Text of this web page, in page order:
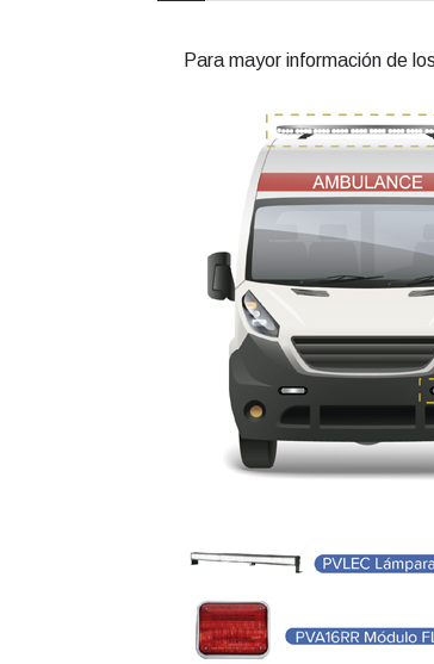
Para mayor información de